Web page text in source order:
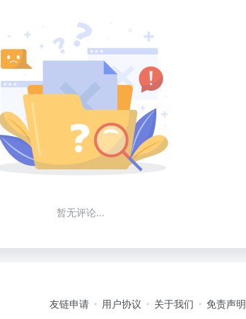
暂无评论...
友链申请 用户协议 关于我们 免责声明